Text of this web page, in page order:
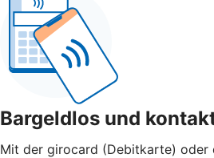
Bargeldlos und
Mit der girocard (Debitkarte) oder